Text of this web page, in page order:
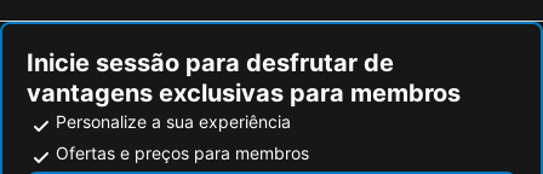
Inicie sessão para desfrutar de
vantagens exclusivas para membros
Personalize a sua experiência
Ofertas e preços para membros